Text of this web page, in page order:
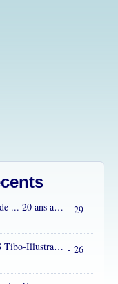
Foot, coupe du monde ... 20 ans après... - 29
20 ANS !!!! BILOG Tibo-Illustrations !! C'est fou ! - 26